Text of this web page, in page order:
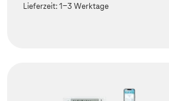
Lieferzeit:1-3 Werktage